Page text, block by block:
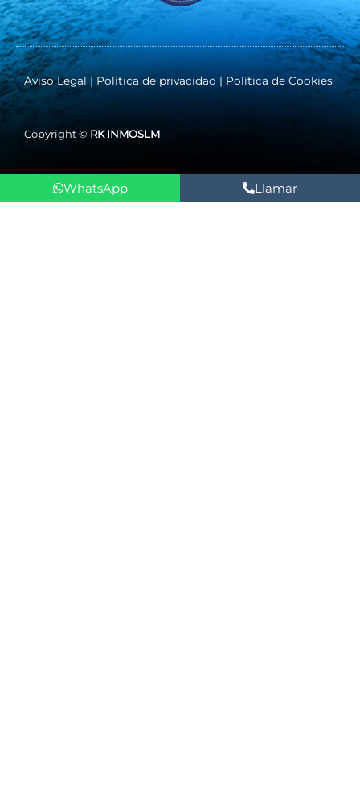
Aviso Legal | Política de privacidad | Política de Cookies
Copyright © RK INMOSLM
WhatsApp Llamar